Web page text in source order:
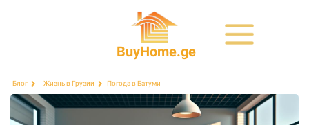
BuyHome.ge
Блог Жизнь в Грузии Погода в Батуми